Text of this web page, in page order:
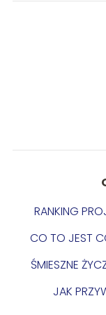
RANKING
CO TO JEST
ŚMIESZNE
JAK